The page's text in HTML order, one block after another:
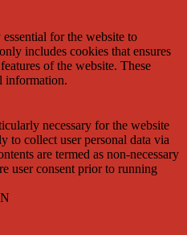
for the website to
includes cookies that ensures
of the website. These
information.
necessary for the website
to collect user personal data via
are termed as non-necessary
user consent prior to running